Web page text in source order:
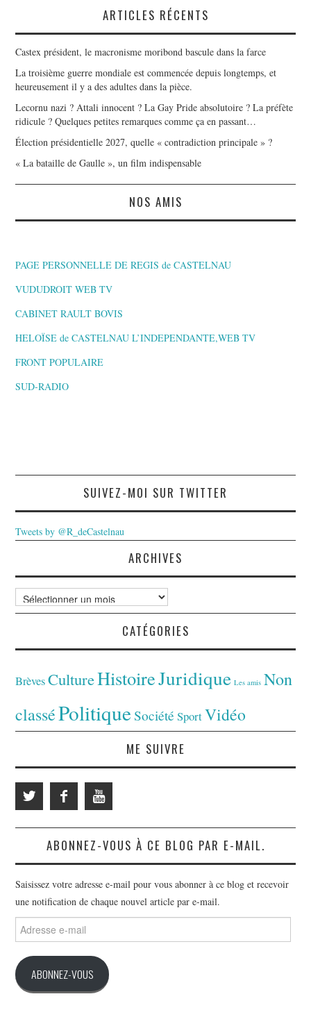
ARTICLES RÉCENTS
Castex président, le macronisme moribond bascule dans la farce
La troisième guerre mondiale est commencée depuis longtemps, et
heureusement il y a des adultes dans la pièce.
Lecornu nazi ? Attali innocent ? La Gay Pride absolutoire ? La préfète
ridicule ? Quelques petites remarques comme ça en passant…
Élection présidentielle 2027, quelle « contradiction principale » ?
« La bataille de Gaulle », un film indispensable
NOS AMIS
PAGE PERSONNELLE DE REGIS de CASTELNAU
VUDUDROIT WEB TV
CABINET RAULT BOVIS
HELOÏSE de CASTELNAU L’INDEPENDANTE,WEB TV
FRONT POPULAIRE
SUD-RADIO
SUIVEZ-MOI SUR TWITTER
Tweets by @R_deCastelnau
ARCHIVES
Archives
CATÉGORIES
Brèves CultureHistoireJuridique Les amis Non
classéPolitiqueSociété SportVidéo
ME SUIVRE
ABONNEZ-VOUS À CE BLOG PAR E-MAIL.
Saisissez votre adresse e-mail pour vous abonner à ce blog et recevoir
une notification de chaque nouvel article par e-mail.
Adresse
e-
ABONNEZ-VOUS